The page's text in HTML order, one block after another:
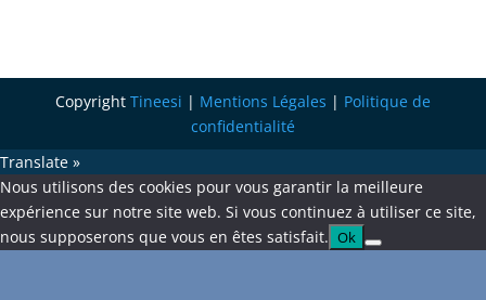
Copyright Tineesi | Mentions Légales | Politique de
confidentialité
Translate »
Nous utilisons des cookies pour vous garantir la meilleure
expérience sur notre site web. Si vous continuez à utiliser ce site,
nous supposerons que vous en êtes satisfait. Ok